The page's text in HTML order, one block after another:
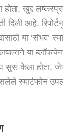
होता. खुद्द
दिली आहे.
या ‘संभव’
लष्कराने या
सुरू केला होता,
स्मार्टफोन